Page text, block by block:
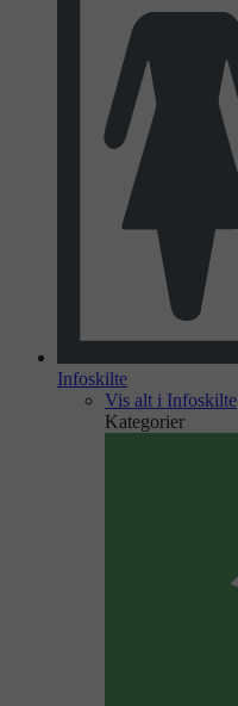
Infoskilte
Vis alt i Infoskilte
Kategorier